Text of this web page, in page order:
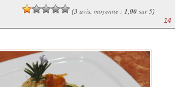
(3 avis, moyenne : 1,00sur 5)
14